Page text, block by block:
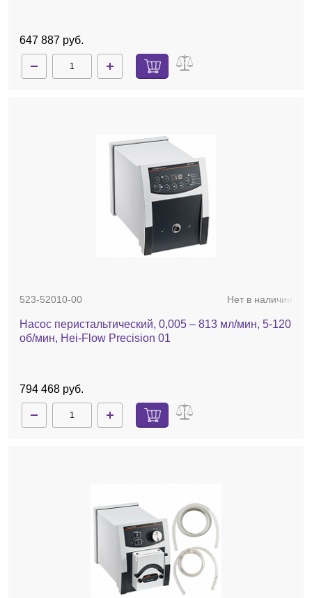
647 887 руб.
523-52010-00 Нет в наличии
Насос перистальтический, 0,005 – 813 мл/мин, 5-120
об/мин, Hei-Flow Precision 01
794 468 руб.